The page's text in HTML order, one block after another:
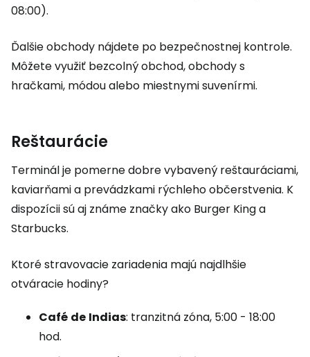
08:00).
Ďalšie obchody nájdete po bezpečnostnej kontrole.
Môžete využiť bezcolný obchod, obchody s
hračkami, módou alebo miestnymi suvenírmi.
Reštaurácie
Terminál je pomerne dobre vybavený reštauráciami,
kaviarňami a prevádzkami rýchleho občerstvenia. K
dispozícii sú aj známe značky ako Burger King a
Starbucks.
Ktoré stravovacie zariadenia majú najdlhšie
otváracie hodiny?
Café de Indias: tranzitná zóna, 5:00 - 18:00
hod.